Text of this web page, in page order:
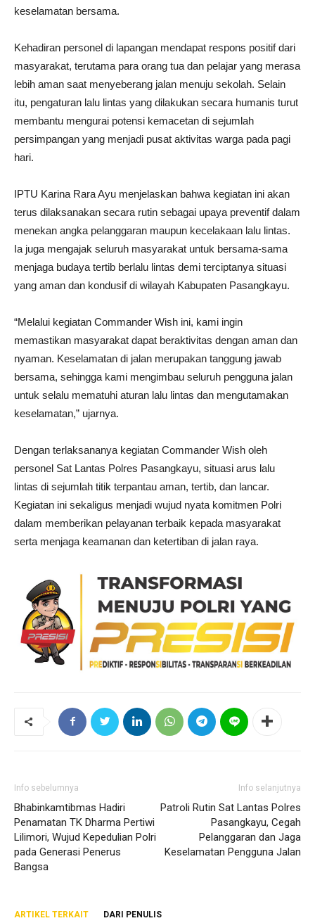
keselamatan bersama.
Kehadiran personel di lapangan mendapat respons positif dari
masyarakat, terutama para orang tua dan pelajar yang merasa
lebih aman saat menyeberang jalan menuju sekolah. Selain
itu, pengaturan lalu lintas yang dilakukan secara humanis turut
membantu mengurai potensi kemacetan di sejumlah
persimpangan yang menjadi pusat aktivitas warga pada pagi
hari.
IPTU Karina Rara Ayu menjelaskan bahwa kegiatan ini akan
terus dilaksanakan secara rutin sebagai upaya preventif dalam
menekan angka pelanggaran maupun kecelakaan lalu lintas.
Ia juga mengajak seluruh masyarakat untuk bersama-sama
menjaga budaya tertib berlalu lintas demi terciptanya situasi
yang aman dan kondusif di wilayah Kabupaten Pasangkayu.
“Melalui kegiatan Commander Wish ini, kami ingin
memastikan masyarakat dapat beraktivitas dengan aman dan
nyaman. Keselamatan di jalan merupakan tanggung jawab
bersama, sehingga kami mengimbau seluruh pengguna jalan
untuk selalu mematuhi aturan lalu lintas dan mengutamakan
keselamatan,” ujarnya.
Dengan terlaksananya kegiatan Commander Wish oleh
personel Sat Lantas Polres Pasangkayu, situasi arus lalu
lintas di sejumlah titik terpantau aman, tertib, dan lancar.
Kegiatan ini sekaligus menjadi wujud nyata komitmen Polri
dalam memberikan pelayanan terbaik kepada masyarakat
serta menjaga keamanan dan ketertiban di jalan raya.
Info sebelumnya
Bhabinkamtibmas Hadiri
Penamatan TK Dharma Pertiwi
Lilimori, Wujud Kepedulian Polri
pada Generasi Penerus
Bangsa
Info selanjutnya
Patroli Rutin Sat Lantas Polres
Pasangkayu, Cegah
Pelanggaran dan Jaga
Keselamatan Pengguna Jalan
ARTIKEL TERKAIT DARI PENULIS